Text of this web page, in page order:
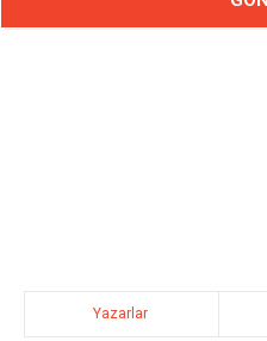
Yazarlar